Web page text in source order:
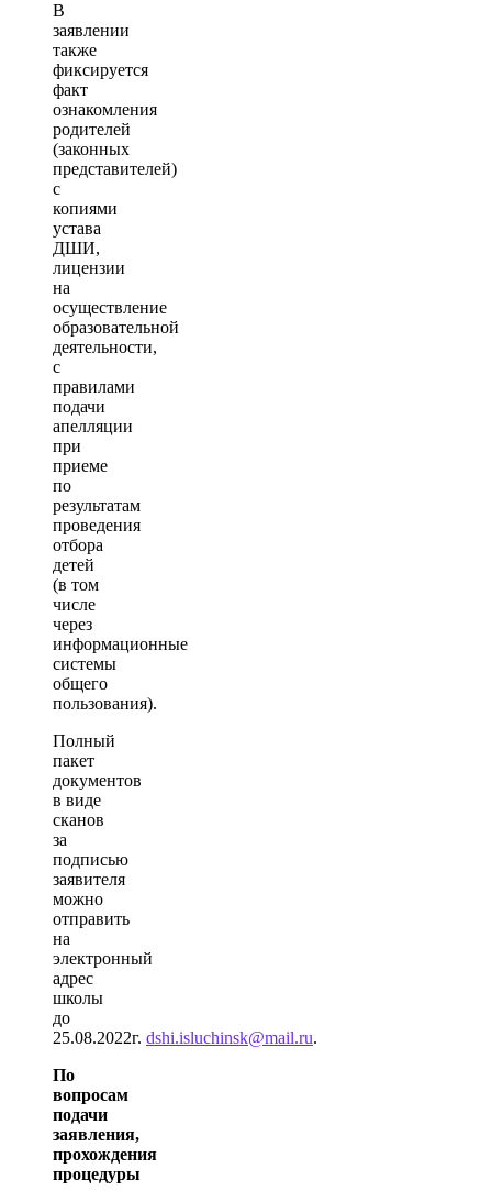
В
заявлении
также
фиксируется
факт
ознакомления
родителей
(законных
представителей)
с
копиями
устава
ДШИ,
лицензии
на
осуществление
образовательной
деятельности,
с
правилами
подачи
апелляции
при
приеме
по
результатам
проведения
отбора
детей
(в том
числе
через
информационные
системы
общего
пользования).
Полный
пакет
документов
в виде
сканов
за
подписью
заявителя
можно
отправить
на
электронный
адрес
школы
до
25.08.2022г. dshi.isluchinsk@mail.ru.
По
вопросам
подачи
заявления,
прохождения
процедуры